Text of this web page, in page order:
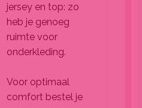
jersey en top: zo
heb je genoeg
ruimte voor
onderkleding.
Voor optimaal
comfort bestel je